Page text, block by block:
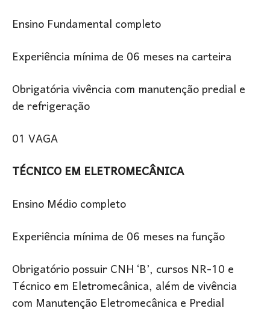
Ensino Fundamental completo
Experiência mínima de 06 meses na carteira
Obrigatória vivência com manutenção predial e
de refrigeração
01 VAGA
TÉCNICO EM ELETROMECÂNICA
Ensino Médio completo
Experiência mínima de 06 meses na função
Obrigatório possuir CNH ‘B’, cursos NR-10 e
Técnico em Eletromecânica, além de vivência
com Manutenção Eletromecânica e Predial